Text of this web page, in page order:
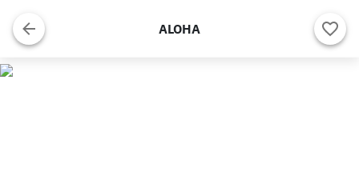
ALOHA